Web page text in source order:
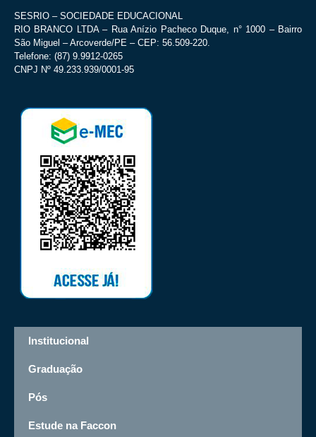
SESRIO – SOCIEDADE EDUCACIONAL
RIO BRANCO LTDA – Rua Anízio Pacheco Duque, n° 1000 – Bairro
São Miguel – Arcoverde/PE – CEP: 56.509-220.
Telefone: (87) 9.9912-0265
CNPJ Nº 49.233.939/0001-95
Institucional
Graduação
Pós
Estude na Faccon